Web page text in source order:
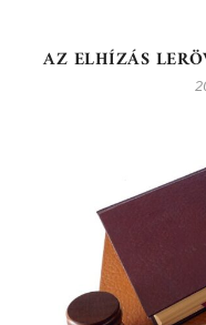
AZ ELHÍZÁS